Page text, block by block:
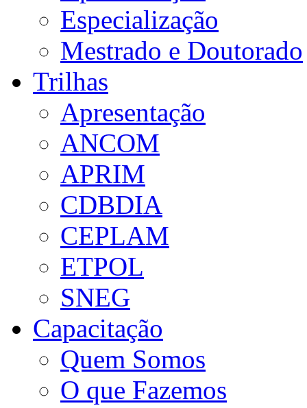
Especialização
Mestrado e Doutorado
Trilhas
Apresentação
ANCOM
APRIM
CDBDIA
CEPLAM
ETPOL
SNEG
Capacitação
Quem Somos
O que Fazemos